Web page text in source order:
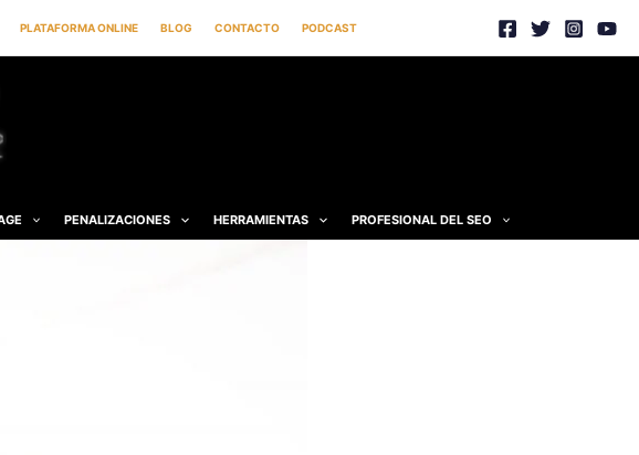
PLATAFORMA ONLINE BLOG CONTACTO PODCAST
PENALIZACIONES HERRAMIENTAS PROFESIONAL DEL SEO